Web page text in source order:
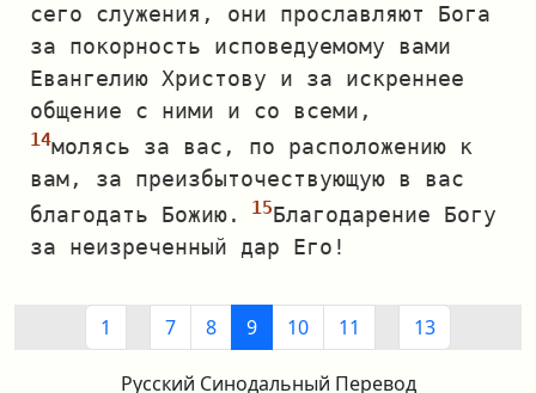
сего служения, они прославляют Бога
за покорность исповедуемому вами
Евангелию Христову и за искреннее
общение с ними и со всеми,
молясь за вас, по расположению к
вам, за преизбыточествующую в вас
благодать Божию.
Благодарение Богу
за неизреченный дар Его!
1 7 8 9 10 11 13
Русский Синодальный Перевод